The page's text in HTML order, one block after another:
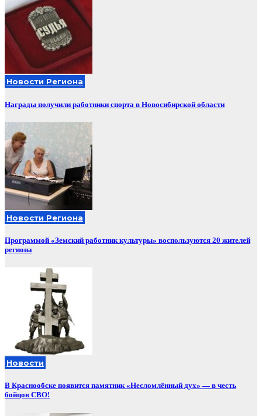
Новости Региона
Награды получили работники спорта в Новосибирской области
Новости Региона
Программой «Земский работник культуры» воспользуются 20 жителей
региона
Новости
В Краснообске появится памятник «Несломлённый дух» — в честь
бойцов СВО!